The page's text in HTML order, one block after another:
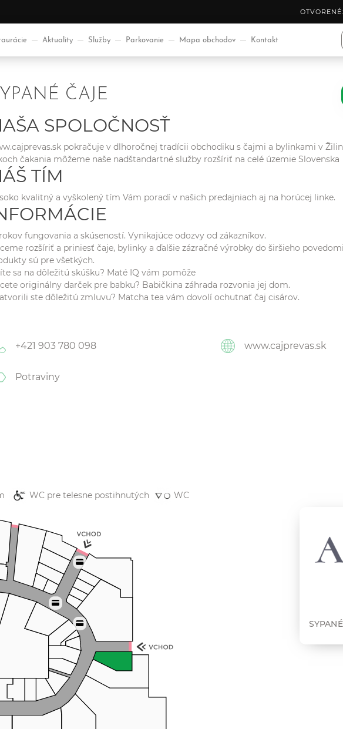
OTVORENÉ:
Aktuality Služby Parkovanie Mapa obchodov Kontakt
ČAJE
SPOLOČNOSŤ
pokračuje v dlhoročnej tradícii obchodiku s čajmi a bylinkami v
čakania môžeme naše nadštandartné služby rozšíriť na celé územie Slovenska
TÍM
kvalitný a vyškolený tím Vám poradí v našich predajniach aj na horúcej linke.
fungovania a skúseností. Vynikajúce odozvy od zákazníkov.
rozšíriť a priniesť čaje, bylinky a ďalšie zázračné výrobky do širšieho
sú pre všetkých.
sa na dôležitú skúšku? Maté IQ vám pomôže
originálny darček pre babku? Babičkina záhrada rozvonia jej dom.
ste dôležitú zmluvu? Matcha tea vám dovolí ochutnať čaj cisárov.
+421 903 780 098 www.cajprevas.sk
Potraviny
WC pre telesne postihnutých WC